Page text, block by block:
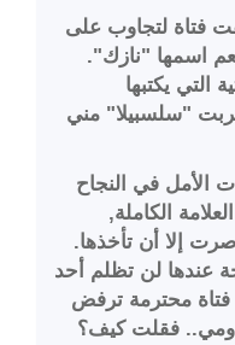
فتاة لتجاوب على
اسمها "نازك".
التي يكتبها
"سلسبيلا" مني
الأمل في النجاح
الكاملة,
إلا أن تأخذها.
عندها لن تظلم أحد
محترمة ترفض
فقلت كيف؟